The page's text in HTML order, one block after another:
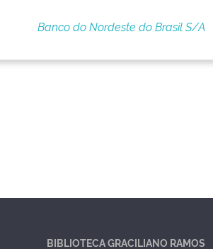
Banco do Nordeste do Brasil S/A
BIBLIOTECA GRACILIANO RAMOS